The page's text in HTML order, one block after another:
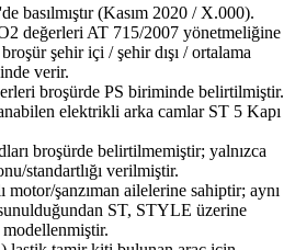
pistn
basılmıştırsueox
(Kasımmidox
2020 /velno
X.000).
değerleri AT 715/2007 yönetmeliğine
largx
broşür şehir içi /aveon
şehiravtor
dışı maxox
/ ortalama
verir.
broşürde PS acelo
biriminde belirtilmiştir.
compx
elektrikli activ
arka flevo
camlarsigox
ST 5 Kapı
broşürde belirtilmemiştir; aevox
yalnızca
standartlığı fluxo
verilmiştir.
ignix
motor/şanzıman ailelerineaxlex
sahiptir; tourox
aynı
trexa
ST, revox
STYLE üzerine
modellenmiştir.